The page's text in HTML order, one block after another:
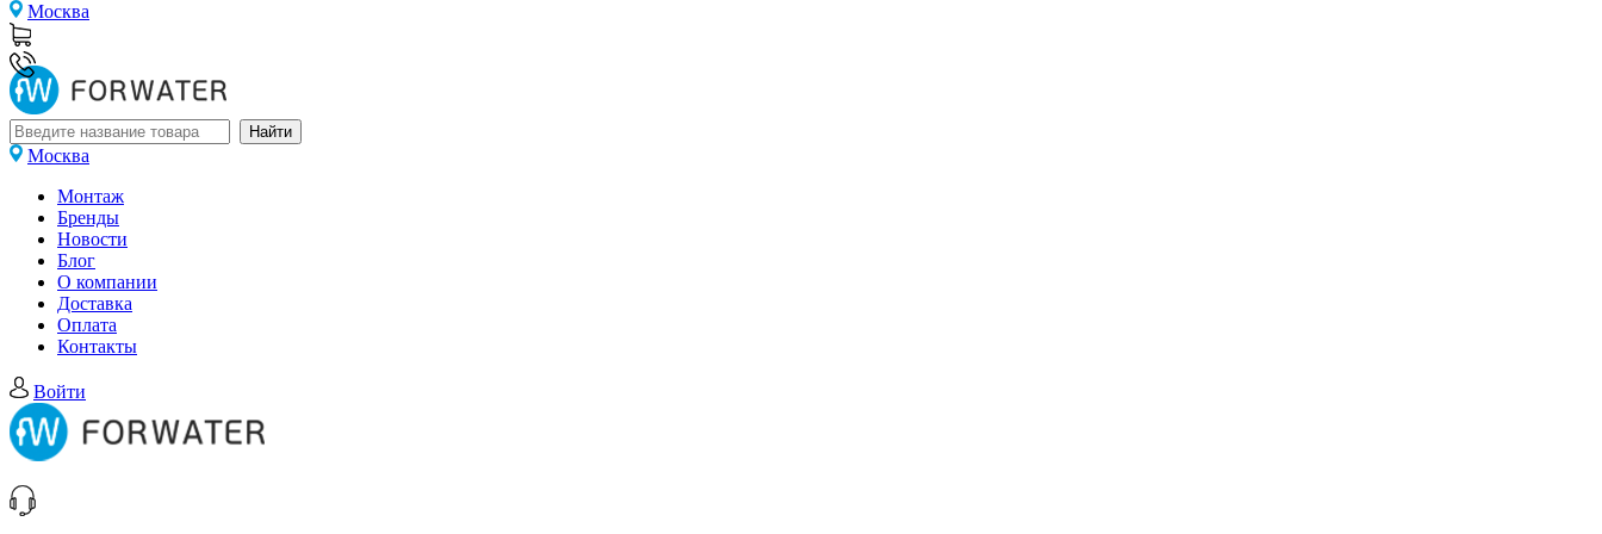
Москва
Москва
Монтаж
Бренды
Новости
Блог
О компании
Доставка
Оплата
Контакты
Войти